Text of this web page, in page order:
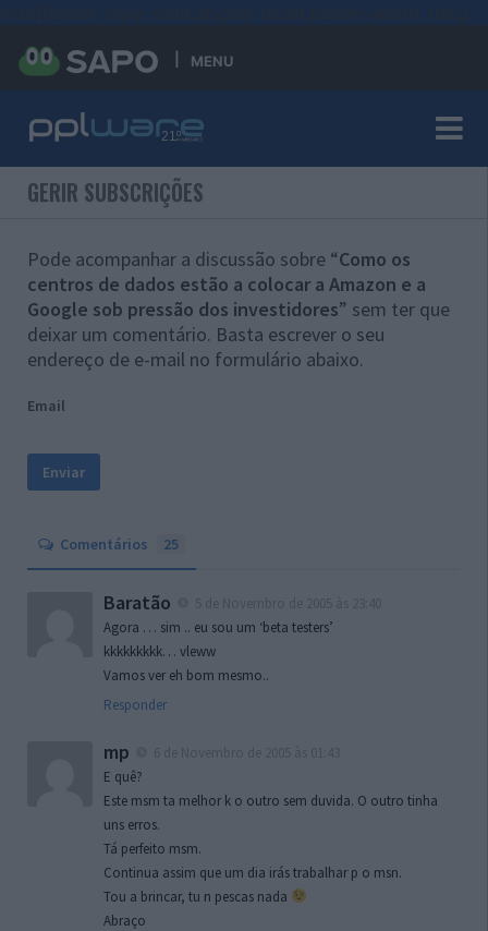
MENU
GERIR SUBSCRIÇÕES
Pode acompanhar a discussão sobre “Como os
centros de dados estão a colocar a Amazon e a
Google sob pressão dos investidores” sem ter que
deixar um comentário. Basta escrever o seu
endereço de e-mail no formulário abaixo.
Email
Comentários 25
Baratão
Agora … sim .. eu sou um ‘beta testers’
kkkkkkkkk… vleww
Vamos ver eh bom mesmo..
Responder
mp
E quê?
Este msm ta melhor k o outro sem duvida. O outro tinha
uns erros.
Tá perfeito msm.
Continua assim que um dia irás trabalhar p o msn.
Tou a brincar, tu n pescas nada
Abraço